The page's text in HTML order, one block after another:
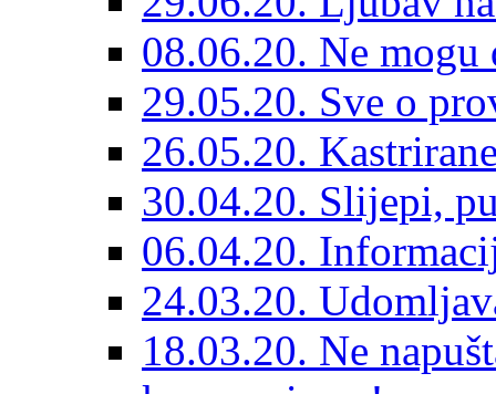
08.06.20. Ne
29.05.20. Sve o
26.05.20.
30.04.20. Slijepi,
06.04.20.
24.03.20.
18.03.20. Ne